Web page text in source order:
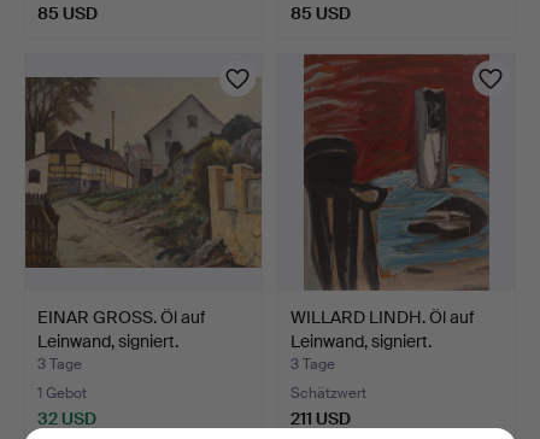
85 USD 85 USD
EINAR GROSS. Öl auf
Leinwand, signiert.
3 Tage
1 Gebot
32 USD
WILLARD LINDH. Öl auf
Leinwand, signiert.
3 Tage
Schätzwert
211 USD